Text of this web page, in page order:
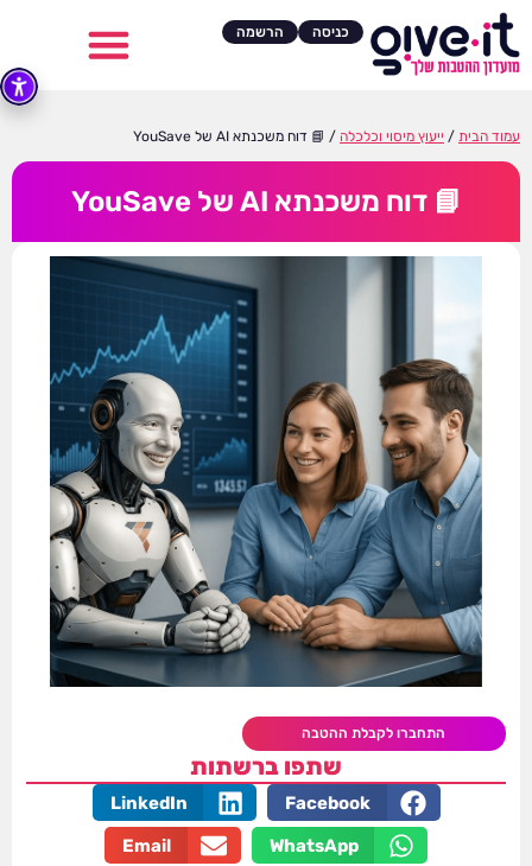
כניסה הרשמה
עמוד הבית / ייעוץ מיסוי וכלכלה / 📘 דוח משכנתא AI של YouSave
📘 דוח משכנתא AI של YouSave
התחברו לקבלת ההטבה
שתפו ברשתות
Facebook
LinkedIn
WhatsApp
Email